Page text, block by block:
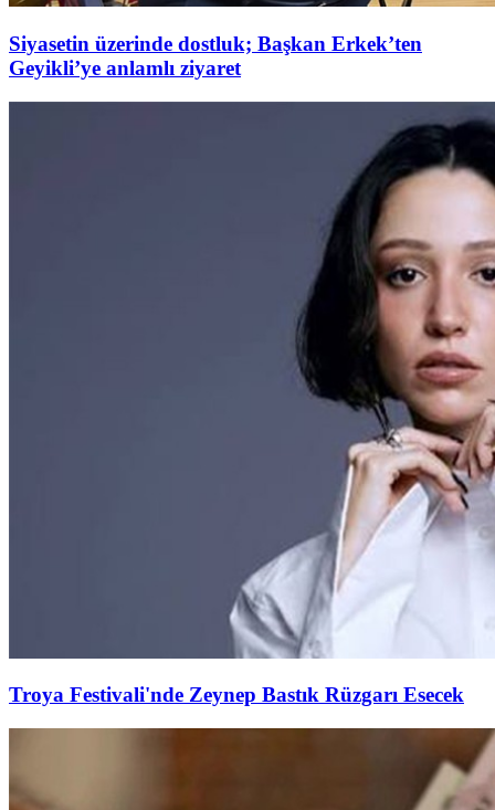
Siyasetin üzerinde dostluk; Başkan Erkek’ten
Geyikli’ye anlamlı ziyaret
Troya Festivali'nde Zeynep Bastık Rüzgarı Esecek